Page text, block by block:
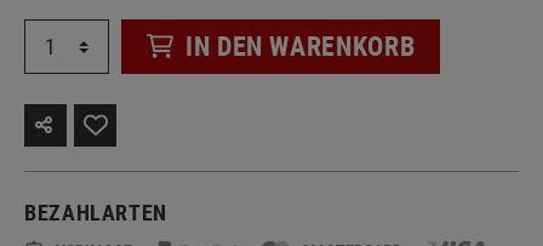
IN DEN WARENKORB
BEZAHLARTEN